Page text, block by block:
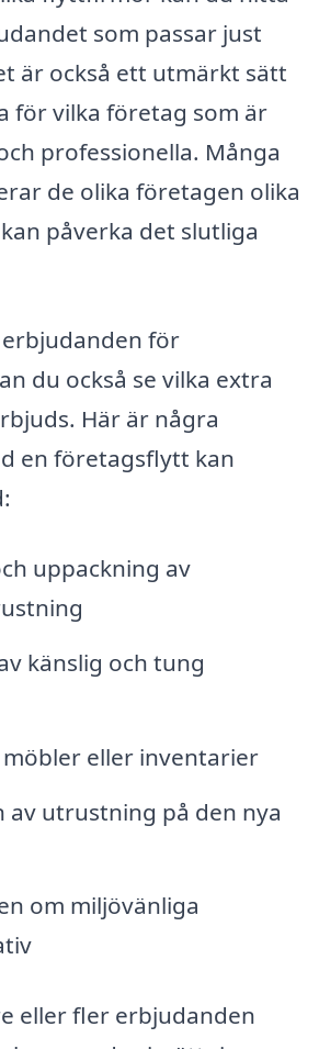
som passar just
är också ett utmärkt sätt
för vilka företag som är
professionella. Många
de olika företagen olika
påverka det slutliga
för
du också se vilka extra
Här är några
en företagsflytt kan
uppackning av
känslig och tung
eller inventarier
av utrustning på den nya
om miljövänliga
eller fler erbjudanden